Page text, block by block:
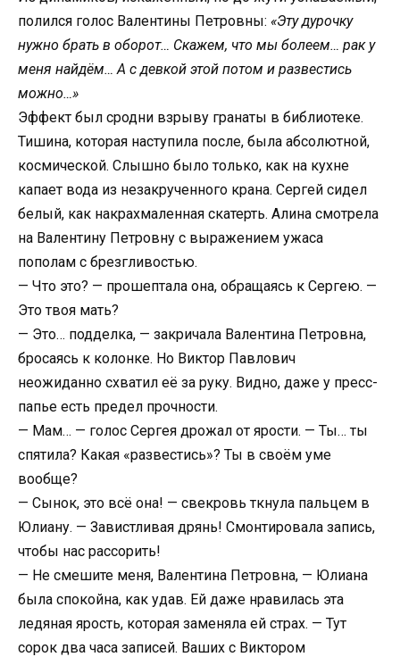
полился голос Валентины Петровны: «Эту дурочку
нужно брать в оборот… Скажем, что мы болеем… рак у
меня найдём… А с девкой этой потом и развестись
можно…»
Эффект был сродни взрыву гранаты в библиотеке.
Тишина, которая наступила после, была абсолютной,
космической. Слышно было только, как на кухне
капает вода из незакрученного крана. Сергей сидел
белый, как накрахмаленная скатерть. Алина смотрела
на Валентину Петровну с выражением ужаса
пополам с брезгливостью.
— Что это? — прошептала она, обращаясь к Сергею. —
Это твоя мать?
— Это… подделка, — закричала Валентина Петровна,
бросаясь к колонке. Но Виктор Павлович
неожиданно схватил её за руку. Видно, даже у пресс-
папье есть предел прочности.
— Мам… — голос Сергея дрожал от ярости. — Ты… ты
спятила? Какая «развестись»? Ты в своём уме
вообще?
— Сынок, это всё она! — свекровь ткнула пальцем в
Юлиану. — Завистливая дрянь! Смонтировала запись,
чтобы нас рассорить!
— Не смешите меня, Валентина Петровна, — Юлиана
была спокойна, как удав. Ей даже нравилась эта
ледяная ярость, которая заменяла ей страх. — Тут
сорок два часа записей. Ваших с Виктором